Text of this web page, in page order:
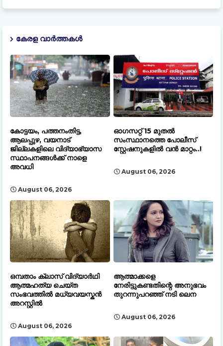
കേരള വാർത്തകൾ
കോട്ടയം, പത്തനംതിട്ട,
ആലപ്പുഴ, വയനാട്
ജില്ലകളിലെ വിദ്യാഭ്യാസ
സ്ഥാപനങ്ങൾക്ക് നാളെ
അവധി
August 06, 2026
ഓഗസറ്റ് 15 മുതല്‍
സംസ്ഥാനത്തെ പോലീസ്
സ്റ്റേഷനുകളിൽ വൻ മാറ്റം..!
August 06, 2026
ഒമ്പതാം ക്ലാസ് വിദ്യാർഥി
ആത്മഹത്യ ചെയ്ത
സംഭവത്തിൽ മധ്യവയസ്കൻ
അറസ്റ്റിൽ
August 06, 2026
ആത്മാക്കളെ
നേരിട്ടുകണ്ടതിന്റെ അനുഭവം
തുറന്നുപറഞ്ഞ് നടി ലെന
August 06, 2026